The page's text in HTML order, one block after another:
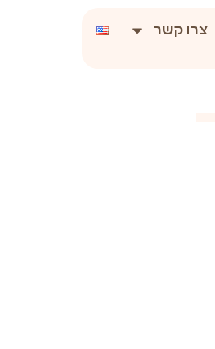
צרו קשר